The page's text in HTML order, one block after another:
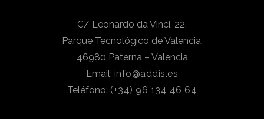
C/ Leonardo da Vinci, 22.
Parque Tecnológico de Valencia.
46980 Paterna – Valencia
Email: info@addis.es
Teléfono: (+34) 96 134 46 64